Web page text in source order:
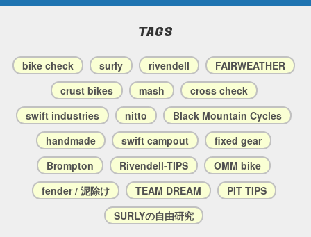
TAGS
bike check surly rivendell
FAIRWEATHER
crust bikes
mash
cross check
swift industries
nitto
Black Mountain Cycles
handmade
swift campout
fixed gear
Brompton
Rivendell-TIPS
OMM bike
fender / 泥除け
TEAM DREAM
PIT TIPS
SURLYの自由研究